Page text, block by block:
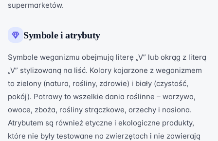
supermarketów.
Symbole i atrybuty
Symbole weganizmu obejmują literę „V” lub okrąg z literą
„V” stylizowaną na liść. Kolory kojarzone z weganizmem
to zielony (natura, rośliny, zdrowie) i biały (czystość,
pokój). Potrawy to wszelkie dania roślinne – warzywa,
owoce, zboża, rośliny strączkowe, orzechy i nasiona.
Atrybutem są również etyczne i ekologiczne produkty,
które nie były testowane na zwierzętach i nie zawierają